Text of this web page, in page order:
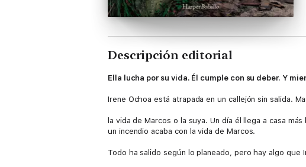
Descripción editorial
Ella lucha por su vida. Él cumple con su deber. Y
Irene Ochoa está atrapada en un callejón sin salida.
la vida de Marcos o la suya. Un día él llega a casa
un incendio acaba con la vida de Marcos.
Todo ha salido según lo planeado, pero hay algo